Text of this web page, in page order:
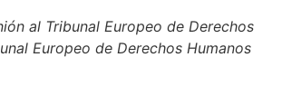
al Tribunal Europeo de Derechos
Europeo de Derechos Humanos